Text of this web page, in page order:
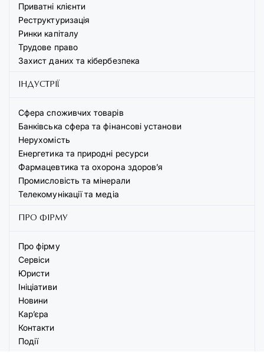
Приватні клієнти
Реструктуризація
Ринки капіталу
Трудове право
Захист даних та кібербезпека
ІНДУСТРІЇ
Сфера споживчих товарів
Банківська сфера та фінансові установи
Нерухомість
Енергетика та природні ресурси
Фармацевтика та охорона здоров’я
Промисловість та мінерали
Телекомунікації та медіа
ПРО ФІРМУ
Про фірму
Сервіси
Юристи
Ініціативи
Новини
Кар’єра
Контакти
Події